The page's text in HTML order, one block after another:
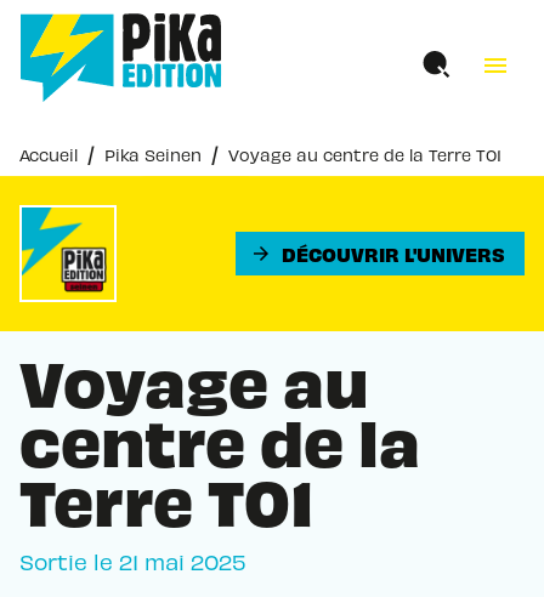
MENU RECHERCHE
PIED DE PAGE
menu
Accueil / Pika Seinen / Voyage au centre de la Terre T01
arrow_forward DÉCOUVRIR L'UNIVERS
Voyage au
centre de la
Terre T01
Sortie le 21 mai 2025